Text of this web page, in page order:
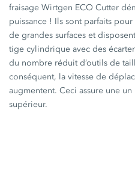
fraisage Wirtgen ECO Cutter
puissance ! Ils sont parfaits pour
de grandes surfaces et
tige cylindrique avec des
du nombre réduit d’outils de
conséquent, la vitesse de
augmentent. Ceci assure une
supérieur.